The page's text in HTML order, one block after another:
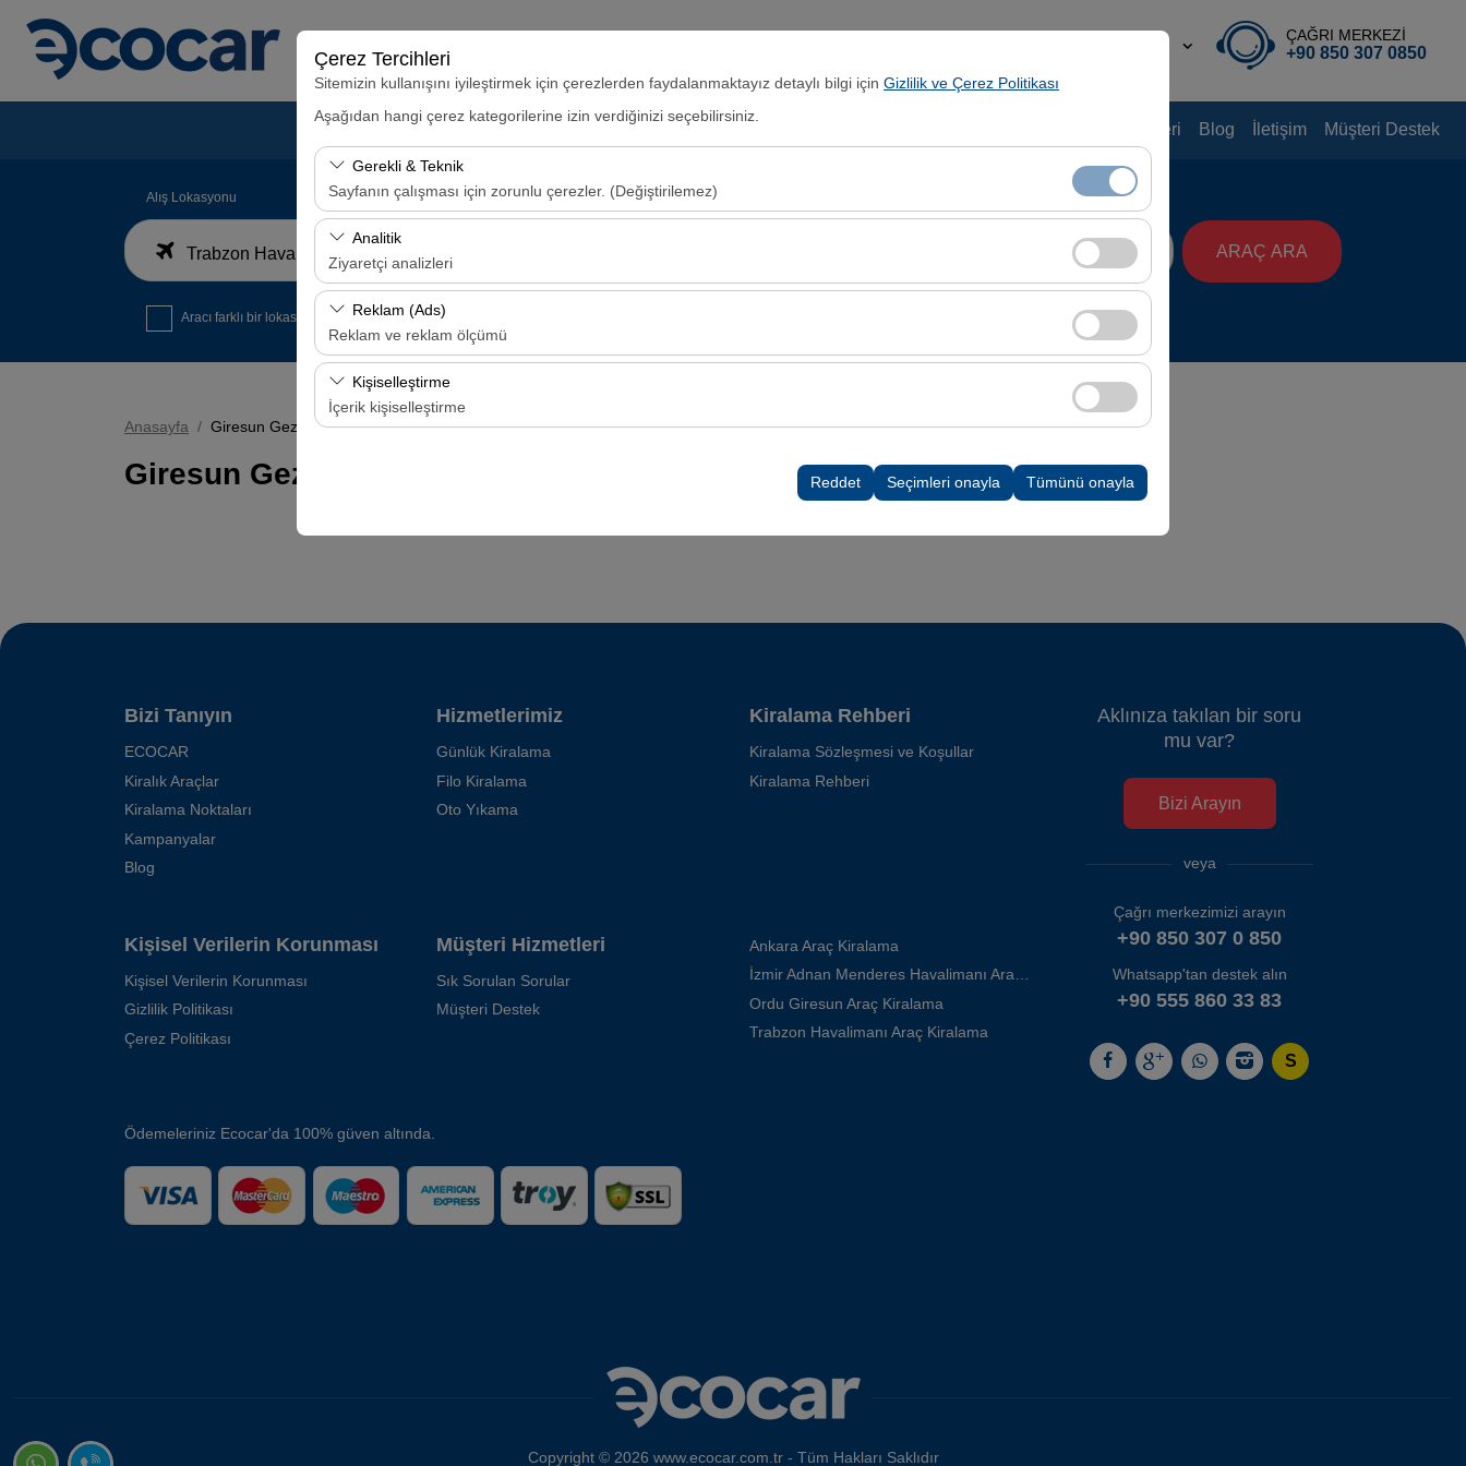
Çerez Tercihleri
Sitemizin kullanışını iyileştirmek için çerezlerden faydalanmaktayız detaylı bilgi için Gizlilik ve Çerez Politikası
Aşağıdan hangi çerez kategorilerine izin verdiğinizi seçebilirsiniz.
Gerekli & Teknik
Sayfanın çalışması için zorunlu çerezler. (Değiştirilemez)
Bu çerezler sitenin doğru şekilde çalışması, güvenlik, oturum yönetimi ve temel işlevler için gereklidir. Devre dışı
bırakılamaz.
Analitik
Ziyaretçi analizleri
Bu çerezler, sitemizin nasıl kullanıldığını (ziyaretçi sayısı, en çok ziyaret edilen sayfalar, kullanıcı davranışları)
analiz etmemizi sağlar. Bu veriler, web sitesi performansını ölçmek ve kullanıcı deneyimini sürekli iyileştirmek için
kullanılır.
Reklam (Ads)
Reklam ve reklam ölçümü
Bu çerezler, size ilgi alanlarınıza uygun kişiselleştirilmiş reklamlar göstermemize ve reklam kampanyalarımızın
etkinliğini (gösterim sayısı, tıklama oranı) ölçmemize olanak tanır.
Kişiselleştirme
İçerik kişiselleştirme
deneyiminizin tutarlılığını ve sürekliliğini sağlamak amacıyla kullanılır.
Reddet Seçimleri onayla Tümünü onayla
ÇAĞRI MERKEZİ
+90 850 307 0850
Anasayfa Kiralık Araçlar Kiralama Rehberi Blog İletişim Müşteri Destek
Alış Lokasyonu
Trabzon Havalimanı İç Hatlar Gelen Yolcu Terminali
Aracı farklı bir lokasyona bırakacağım
Alış Tarih & Saat
08:00 ARAÇ ARA
Anasayfa Giresun Gezi Rehberi
Giresun Gezi Rehberi
Bizi Tanıyın
ECOCAR
Kiralık Araçlar
Kiralama Noktaları
Kampanyalar
Blog
Hizmetlerimiz
Günlük Kiralama
Filo Kiralama
Oto Yıkama
Kiralama Rehberi
Kiralama Sözleşmesi ve Koşullar
Kiralama Rehberi
Kişisel Verilerin Korunması
Kişisel Verilerin Korunması
Gizlilik Politikası
Çerez Politikası
Müşteri Hizmetleri
Sık Sorulan Sorular
Müşteri Destek
Ankara Araç Kiralama
İzmir Adnan Menderes Havalimanı Araç Kiralama
Ordu Giresun Araç Kiralama
Trabzon Havalimanı Araç Kiralama
Aklınıza takılan bir soru
mu var?
Bizi Arayın
veya
Çağrı merkezimizi arayın
+90 850 307 0 850
Whatsapp'tan destek alın
+90 555 860 33 83
Ödemeleriniz Ecocar'da 100% güven altında.
Copyright © 2026 www.ecocar.com.tr - Tüm Hakları Saklıdır